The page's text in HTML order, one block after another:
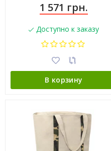
1 571 грн.
Доступно к заказу
В корзину